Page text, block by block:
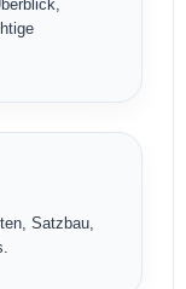
Satzbau,